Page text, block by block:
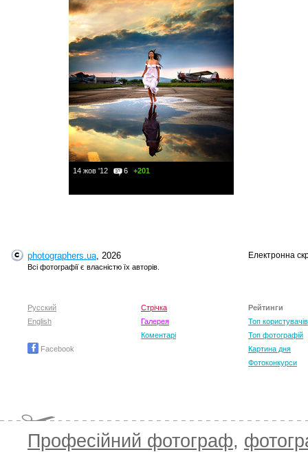
14 жов '12 6 +201
photographers.ua, 2026
Всі фотографії є власністю їх авторів.
Електронна
Русский
English
Facebook
Стрічка
Галерея
Коментарі
Рейтинги
Топ користувачів
Топ фотографій
Картина дня
Фотоконкурси
Професійний фотограф,